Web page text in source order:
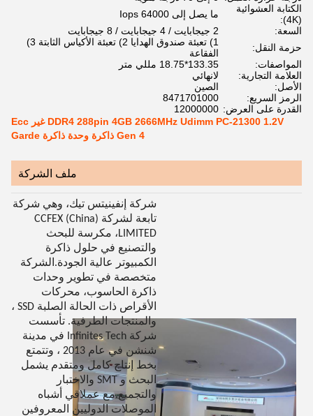
الكتابة العشوائية
(4K):
ما يصل إلى 64000 Iops
السعة:
2 جيجابايت / 4 جيجابايت / 8 جيجابايت
حزمة النقل:
1) تعبئة صندوق الهدايا 2) تعبئة الأكياس الثابتة 3)
الفقاعة
المواصفات:
133.35*18.75 مللي متر
العلامة التجارية:
لانهائي
الأصل:
الصين
الرمز السريع:
8471701000
القدرة على العرض: 12000000
DDR4 288pin 4GB 2666MHz Udimm PC-21300 1.2V غير Ecc
Gen 4 ذاكرة وحدة ذاكرة Garde
ملف الشركة
شركة إنفينيتس تيك، وهي شركة
تابعة لشركة CCFEX (China)
LIMITED، مكرسة للبحث
والتصنيع في حلول ذاكرة
الكمبيوتر عالية الجودة.الشركة
متخصصة في تطوير وحدات
ذاكرة الحاسوب، محركات
الأقراص ذات الحالة الصلبة SSD ،
والمنتجات الطرفية. تأسست
شركة Infinites Tech في مدينة
شنشن في عام 2013 ، وتتمتع
بخط إنتاج كامل ومتقدم يشمل
البحث و SMT والاختبار
والتجميع.مع عملاقي أشباه
الموصلات الدوليين المعروفين